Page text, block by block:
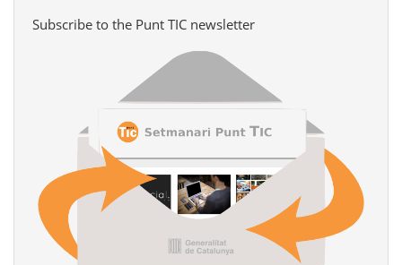
Subscribe to the Punt TIC newsletter